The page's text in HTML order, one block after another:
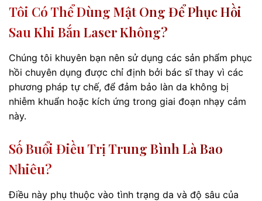
Tôi Có Thể Dùng Mật Ong Để Phục Hồi
Sau Khi Bắn Laser Không?
Chúng tôi khuyên bạn nên sử dụng các sản phẩm phục
hồi chuyên dụng được chỉ định bởi bác sĩ thay vì các
phương pháp tự chế, để đảm bảo làn da không bị
nhiễm khuẩn hoặc kích ứng trong giai đoạn nhạy cảm
này.
Số Buổi Điều Trị Trung Bình Là Bao
Nhiêu?
Điều này phụ thuộc vào tình trạng da và độ sâu của